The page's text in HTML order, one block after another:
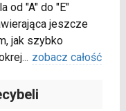
od "A" do "E"
jeszcze
jak szybko
... zobacz całość